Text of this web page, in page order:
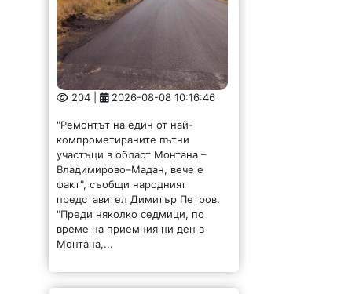
204 | 2026-08-08 10:16:46
"Ремонтът на един от най-
компрометираните пътни
участъци в област Монтана –
Владимирово–Мадан, вече е
факт", съобщи народният
представител Димитър Петров.
"Преди няколко седмици, по
време на приемния ни ден в
Монтана,...